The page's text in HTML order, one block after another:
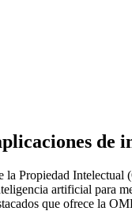
Propiedad Intelectual
artificial para
que ofrece la